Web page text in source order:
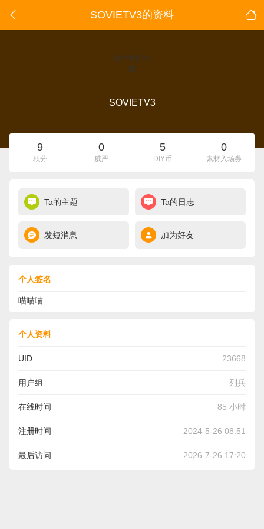
SOVIETV3的资料
点击重新加
载
SOVIETV3
9
积分
0
威严
5
DIY币
0
素材入场券
Ta的主题 Ta的日志
发短消息 加为好友
个人签名
喵喵喵
个人资料
UID 23668
用户组 列兵
在线时间 85 小时
注册时间 2024-5-26 08:51
最后访问 2026-7-26 17:20